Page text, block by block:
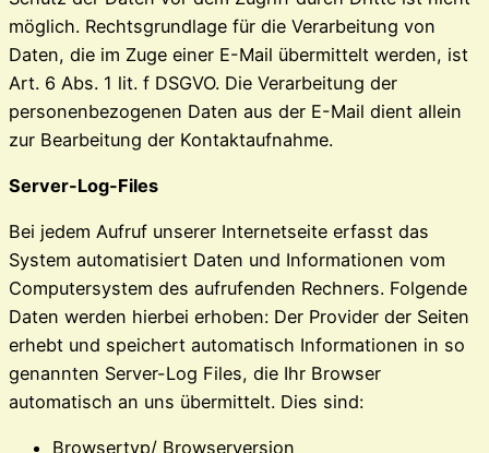
möglich. Rechtsgrundlage für die Verarbeitung von
Daten, die im Zuge einer E-Mail übermittelt werden, ist
Art. 6 Abs. 1 lit. f DSGVO. Die Verarbeitung der
personenbezogenen Daten aus der E-Mail dient allein
zur Bearbeitung der Kontaktaufnahme.
Server-Log-Files
Bei jedem Aufruf unserer Internetseite erfasst das
System automatisiert Daten und Informationen vom
Computersystem des aufrufenden Rechners. Folgende
Daten werden hierbei erhoben: Der Provider der Seiten
erhebt und speichert automatisch Informationen in so
genannten Server-Log Files, die Ihr Browser
automatisch an uns übermittelt. Dies sind:
Browsertyp/ Browserversion